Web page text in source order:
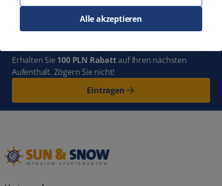
uns auf dem Laufenden. Ganz Polen
voller neuer Abenteuer wartet auf
Erhalten Sie 100 PLN Rabattauf Ihren nächsten
Aufenthalt. Zögern Sie nicht!
Eintragen
Alle akzeptieren